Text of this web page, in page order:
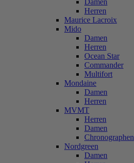
Damen
Herren
Maurice Lacroix
Mido
Damen
Herren
Ocean Star
Commander
Multifort
Mondaine
Damen
Herren
MVMT
Herren
Damen
Chronographen
Nordgreen
Damen